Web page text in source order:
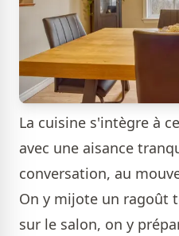
La cuisine s'intègre à
avec une aisance
conversation, au
On y mijote un ragoût
sur le salon, on y